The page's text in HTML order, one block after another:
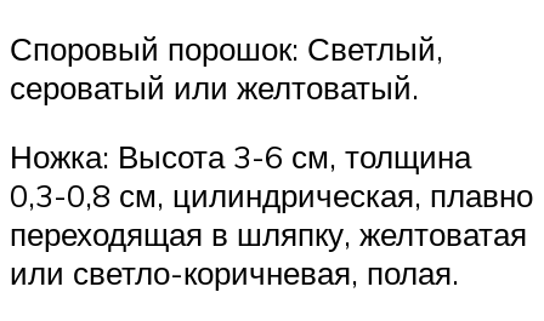
Споровый порошок: Светлый,
сероватый или желтоватый.
Ножка: Высота 3-6 см, толщина
0,3-0,8 см, цилиндрическая, плавно
переходящая в шляпку, желтоватая
или светло-коричневая, полая.